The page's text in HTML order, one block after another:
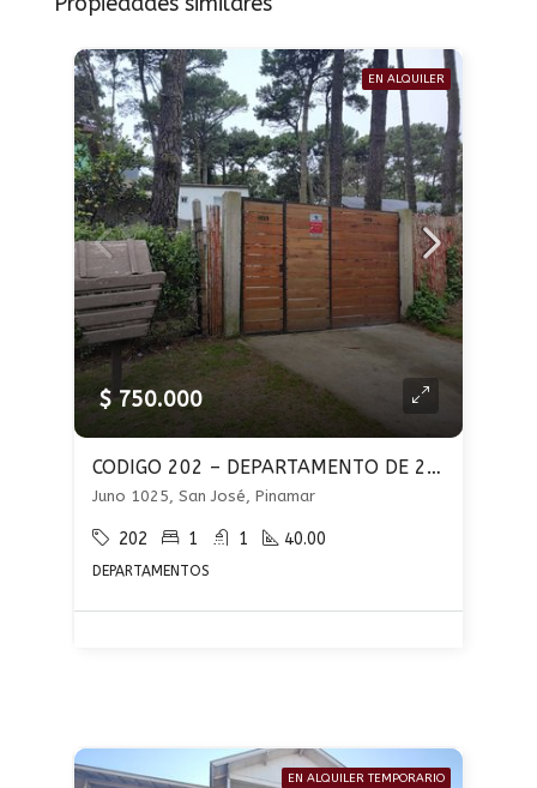
EN ALQUILER
$ 750.000
CODIGO 202 – DEPARTAMENTO DE 2 AMBIENTES – ALQUILER ANUAL – APTO PROFESIONAL
Juno 1025, San José, Pinamar
202 1 1 40.00
DEPARTAMENTOS
EN ALQUILER TEMPORARIO